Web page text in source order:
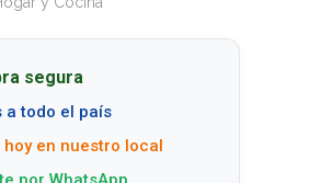
segura
a todo el país
hoy en nuestro local